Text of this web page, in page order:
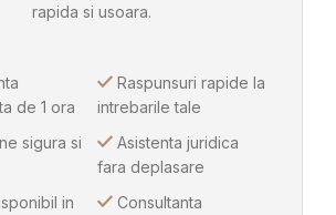
rapida si usoara.
de 1 ora
sigura si
in
Raspunsuri rapide la
intrebarile tale
Asistenta juridica
fara deplasare
Consultanta